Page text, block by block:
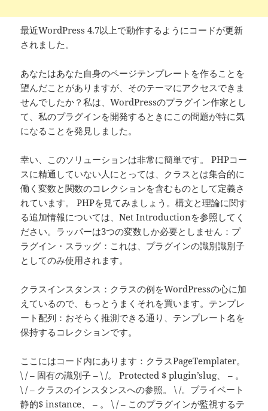
最近WordPress 4.7以上で動作するようにコードが更新
されました。
あなたはあなた自身のページテンプレートを作ることを
望んだことがありますが、そのテーマにアクセスできま
せんでしたか？私は、WordPressのプラグイン作家とし
て、私のプラグインを開発するときにこの問題が特に気
になることを発見しました。
幸い、このソリューションは非常に簡単です。 PHPコー
スに精通していない人にとっては、クラスとは集合的に
働く変数と関数のコレクションを含むものとして定義さ
れています。 PHPを見てみましょう。構文と理論に関す
る追加情報については、Net Introductionを参照してく
ださい。ラッパーは3つの変数しか必要としません：プ
ラグイン・スラッグ：これは、プラグインの識別識別子
としてのみ使用されます。
クラスインスタンス：クラスの例をWordPressの心に加
えているので、もっとうまくそれを買います。テンプレ
ート配列：おそらく推測できる通り、テンプレート名を
保持するコレクションです。
ここにはコード内にあります：クラスPageTemplater。
\ / – 固有の識別子 – \ /。 Protected $ plugin’slug、 – 。
\ / – クラスのインスタンスへの参照。 \ /。プライベート
静的$ instance、 – 。 \ / – このプラグインが監視するテ